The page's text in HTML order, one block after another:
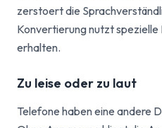
zerstoert die
Konvertierung nutzt spezielle
erhalten.
Zu leise oder zu laut
Telefone haben eine andere